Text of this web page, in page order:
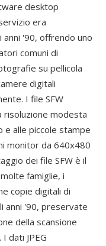
desktop
era
'90, offrendo uno
comuni di
su pellicola
digitali
I file SFW
risoluzione modesta
e alle piccole stampe
monitor da 640x480
dei file SFW è il
famiglie, i
copie digitali di
anni '90, preservate
della scansione
dati JPEG